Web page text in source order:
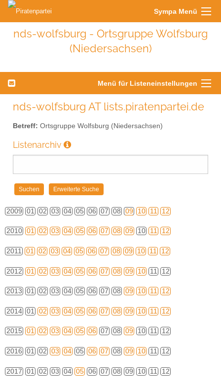
Sympa Menü
nds-wolfsburg - Ortsgruppe Wolfsburg
(Niedersachsen)
Menü für Listeneinstellungen
nds-wolfsburg AT lists.piratenpartei.de
Betreff: Ortsgruppe Wolfsburg (Niedersachsen)
Listenarchiv
2009 01 02 03 04 05 06 07 08 09 10 11 12
2010 01 02 03 04 05 06 07 08 09 10 11 12
2011 01 02 03 04 05 06 07 08 09 10 11 12
2012 01 02 03 04 05 06 07 08 09 10 11 12
2013 01 02 03 04 05 06 07 08 09 10 11 12
2014 01 02 03 04 05 06 07 08 09 10 11 12
2015 01 02 03 04 05 06 07 08 09 10 11 12
2016 01 02 03 04 05 06 07 08 09 10 11 12
2017 01 02 03 04 05 06 07 08 09 10 11 12